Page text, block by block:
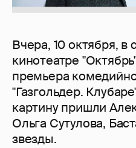
Вчера, 10 октября, в
кинотеатре
премьера
"Газгольдер.
картину пришли
Ольга Сутулова,
звезды.